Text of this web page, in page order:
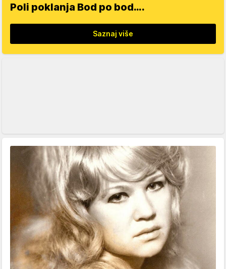
Poli poklanja Bod po bod….
Saznaj više